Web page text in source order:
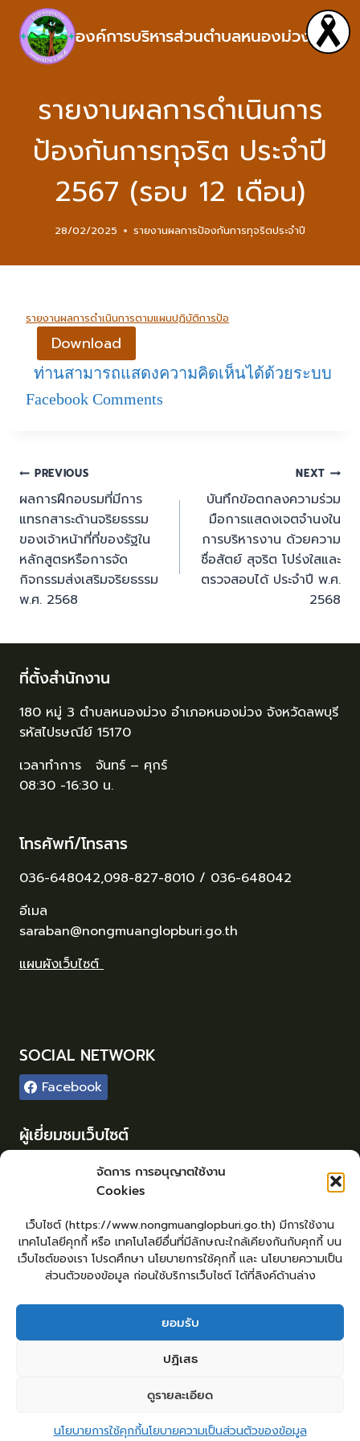
จัดการ การอนุญาตใช้งาน
Cookies
เว็บไซต์ (https://www.nongmuanglopburi.go.th) มีการใช้งาน
เทคโนโลยีคุกกี้ หรือ เทคโนโลยีอื่นที่มีลักษณะใกล้เคียงกันกับคุกกี้ บน
เว็บไซต์ของเรา โปรดศึกษา นโยบายการใช้คุกกี้ และ นโยบายความเป็น
ส่วนตัวของข้อมูล ก่อนใช้บริการเว็บไซต์ ได้ที่ลิงค์ด้านล่าง
ยอมรับ
ปฏิเสธ
ดูรายละเอียด
นโยบายการใช้คุกกี้นโยบายความเป็นส่วนตัวของข้อมูล
องค์การบริหารส่วนตำบลหนองม่วง
รายงานผลการดำเนินการ
ป้องกันการทุจริต ประจำปี
2567 (รอบ 12 เดือน)
28/02/2025 รายงานผลการป้องกันการทุจริตประจำปี
รายงานผลการดำเนินการตามแผนปฏิบัติการป้อ
Download
ท่านสามารถแสดงความคิดเห็นได้ด้วยระบบ
Facebook Comments
PREVIOUS
ผลการฝึกอบรมที่มีการ
แทรกสาระด้านจริยธรรม
ของเจ้าหน้าที่ที่ของรัฐใน
หลักสูตรหรือการจัด
กิจกรรมส่งเสริมจริยธรรม
พ.ศ. 2568
NEXT
บันทึกข้อตกลงความร่วม
มือการแสดงเจตจำนงใน
การบริหารงาน ด้วยความ
ซื่อสัตย์ สุจริต โปร่งใสและ
ตรวจสอบได้ ประจำปี พ.ศ.
2568
ที่ตั้งสำนักงาน
180 หมู่ 3 ตำบลหนองม่วง อำเภอหนองม่วง จังหวัดลพบุรี
รหัสไปรษณีย์ 15170
เวลาทำการ จันทร์ – ศุกร์
08:30 -16:30 น.
โทรศัพท์/โทรสาร
036-648042,098-827-8010 / 036-648042
อีเมล
saraban@nongmuanglopburi.go.th
แผนผังเว็บไซต์
SOCIAL NETWORK
Facebook
ผู้เยี่ยมชมเว็บไซต์
39
เข้าสู่ระบบ
จัดทำเว็บไซต์
lopburiwebdesign.com
ยื่นแบบคำร้องทั่วไป
ร้องเรียน – ร้องทุกข์ ให้คำแนะนำ ข้อเสนอแนะ
แจ้งเรื่องร้องเรียนการทุจริต
คู่มือประชาชน
ศูนย์ข้อมูลข่าวสาร หน่วยงาน
กระดานสนทนา
Copyright © 2026 องค์การบริหารส่วนตำบลหนองม่วง